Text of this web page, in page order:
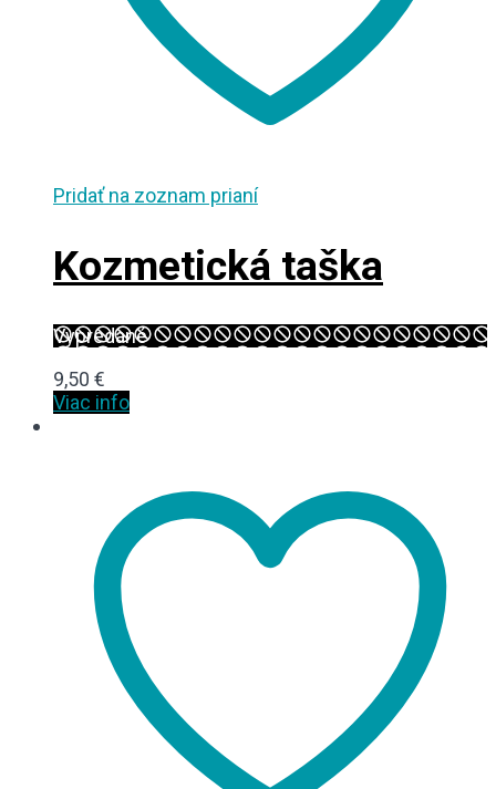
Pridať na zoznam prianí
Kozmetická taška
Vypredané
9,50 €
Viac info